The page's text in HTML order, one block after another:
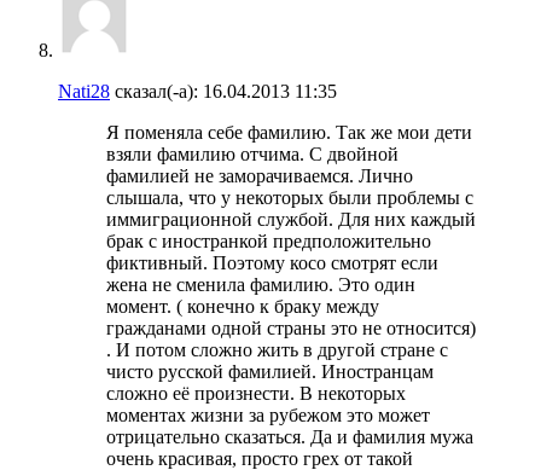
Nati28 сказал(-а): 16.04.2013 11:35
Я поменяла себе фамилию. Так же мои дети
взяли фамилию отчима. С двойной
фамилией не заморачиваемся. Лично
слышала, что у некоторых были проблемы с
иммиграционной службой. Для них каждый
брак с иностранкой предположительно
фиктивный. Поэтому косо смотрят если
жена не сменила фамилию. Это один
момент. ( конечно к браку между
гражданами одной страны это не относится)
. И потом сложно жить в другой стране с
чисто русской фамилией. Иностранцам
сложно её произнести. В некоторых
моментах жизни за рубежом это может
отрицательно сказаться. Да и фамилия мужа
очень красивая, просто грех от такой